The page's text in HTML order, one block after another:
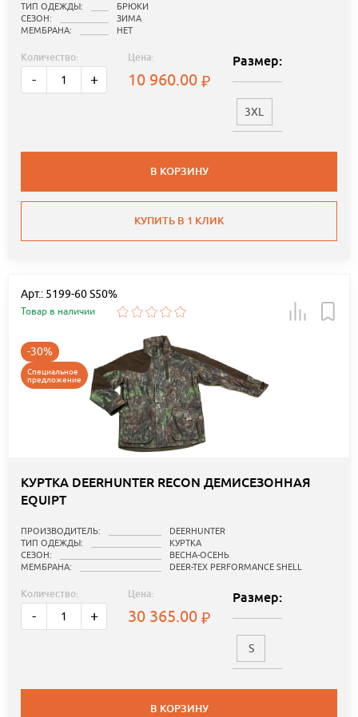
ТИП ОДЕЖДЫ:
БРЮКИ
СЕЗОН:
ЗИМА
МЕМБРАНА:
НЕТ
Количество:
- +
Цена:
10 960.00
Размер:
3XL
В КОРЗИНУ
КУПИТЬ В 1 КЛИК
Арт.: 5199-60 S50%
Товар в наличии
-30%
Специальное
предложение
КУРТКА DEERHUNTER RECON ДЕМИСЕЗОННАЯ
EQUIPT
ПРОИЗВОДИТЕЛЬ:
DEERHUNTER
ТИП ОДЕЖДЫ:
КУРТКА
СЕЗОН:
ВЕСНА-ОСЕНЬ
МЕМБРАНА:
DEER-TEX PERFORMANCE SHELL
Количество:
- +
Цена:
30 365.00
Размер:
S
В КОРЗИНУ